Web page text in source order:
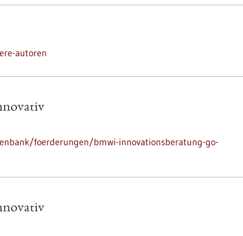
autoren
foerderungen/bmwi-innovationsberatung-go-